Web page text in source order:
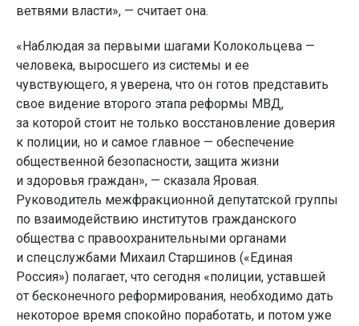
ветвями власти», — считает она.
«Наблюдая за первыми шагами Колокольцева —
человека, выросшего из системы и ее
чувствующего, я уверена, что он готов представить
свое видение второго этапа реформы МВД,
за которой стоит не только восстановление доверия
к полиции, но и самое главное — обеспечение
общественной безопасности, защита жизни
и здоровья граждан», — сказала Яровая.
Руководитель межфракционной депутатской группы
по взаимодействию институтов гражданского
общества с правоохранительными органами
и спецслужбами Михаил Старшинов («Единая
Россия») полагает, что сегодня «полиции, уставшей
от бесконечного реформирования, необходимо дать
некоторое время спокойно поработать, и потом уже